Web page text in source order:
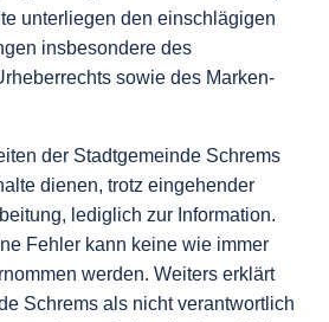
unterliegen den einschlägigen
insbesondere des
sowie des Marken-
der Stadtgemeinde Schrems
dienen, trotz eingehender
lediglich zur Information.
Fehler kann keine wie immer
werden. Weiters erklärt
Schrems als nicht verantwortlich